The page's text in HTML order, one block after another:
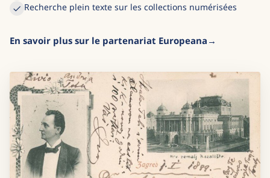
Recherche plein texte sur les collections numérisées
En savoir plus sur le partenariat Europeana